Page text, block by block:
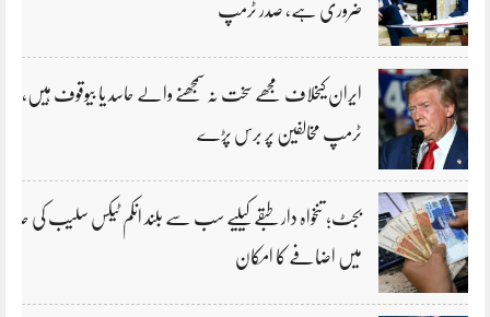
ضروری ہے، صدر ٹرمپ
ایران کیخلاف مجھے سخت نہ سمجھنے والے حاسد یا بیوقوف ہیں،
ٹرمپ مخالفین پر برس پڑے
بجٹ؛ تنخواہ دار طبقے کیلیے سب سے بلند انکم ٹیکس سلیب کی حد
میں اضافے کا امکان